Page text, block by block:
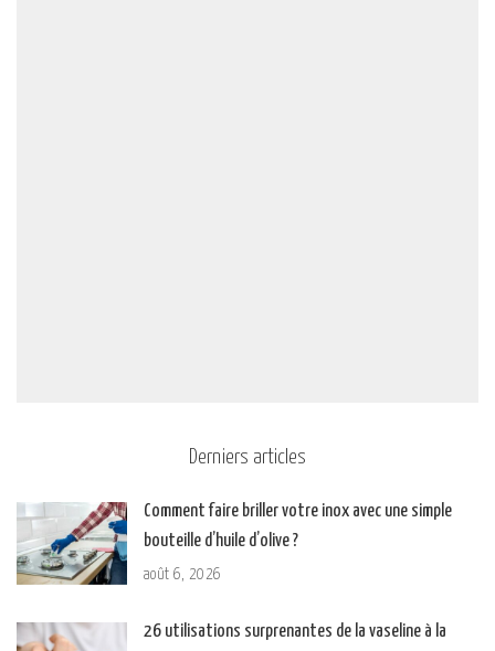
Derniers articles
Comment faire briller votre inox avec une simple
bouteille d’huile d’olive ?
août 6, 2026
26 utilisations surprenantes de la vaseline à la